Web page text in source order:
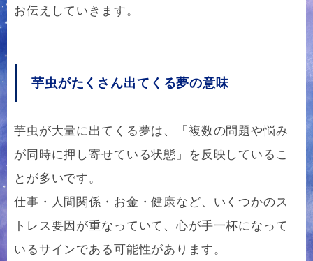
お伝えしていきます。
芋虫がたくさん出てくる夢の意味
芋虫が大量に出てくる夢は、「複数の問題や悩み
が同時に押し寄せている状態」を反映しているこ
とが多いです。
仕事・人間関係・お金・健康など、いくつかのス
トレス要因が重なっていて、心が手一杯になって
いるサインである可能性があります。